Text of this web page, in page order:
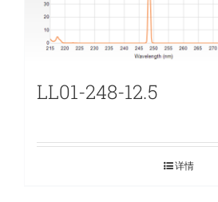
LL01-248-12.5
详情